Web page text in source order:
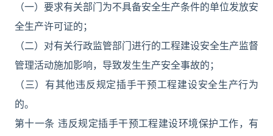
（一）要求有关部门为不具备安全生产条件的单位发放安
全生产许可证的；
（二）对有关行政监管部门进行的工程建设安全生产监督
管理活动施加影响，导致发生生产安全事故的；
（三）有其他违反规定插手干预工程建设安全生产行为
的。
第十一条 违反规定插手干预工程建设环境保护工作，有